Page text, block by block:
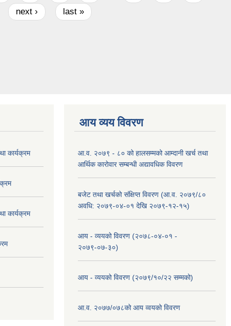
next › last »
कार्यक्रम
कार्यक्रम
आय व्यय विवरण
आ.व. २०७९ - ८० को हालसम्मको आम्दानी खर्च तथा
आर्थिक कारोवार सम्बन्धी अद्यावधिक विवरण
बजेट तथा खर्चको संक्षिप्त विवरण (आ.व. २०७९/८०
अवधि: २०७९-०४-०१ देखि २०७९-१२-१५)
आय - व्ययको विवरण (२०७८-०४-०१ -
२०७९-०७-३०)
आय - व्ययको विवरण (२०७९/१०/२२ सम्मको)
आ.व. २०७७/०७८को आय व्वयको विवरण